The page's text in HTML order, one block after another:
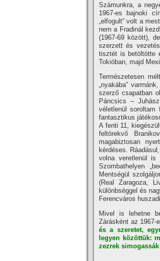
Számunkra, a
1967-es bajnoki
„elfogult” volt a
nem a Fradinál
(1967-69 között),
szerzett és
tisztét is betöltötte
Tokióban, majd
Természetesen
„nyakába”
szerző csapatban
Páncsics –
véletlenül
fantasztikus
A fenti 11,
feltörekvő
magabiztosan
kérdéses.
volna veretlenül is
Szombathelyen
Mentségül
(Real Zaragoza,
különbséggel és
Ferencváros
Mivel is lehetne
Zárásként az 1967-
és a szeretet,
legyen közöttük:
zezrek